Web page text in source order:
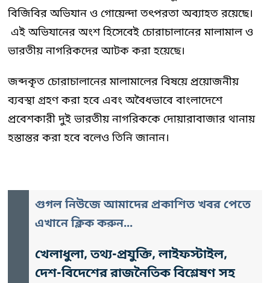
বিজিবির অভিযান ও গোয়েন্দা তৎপরতা অব্যাহত রয়েছে।
এই অভিযানের অংশ হিসেবেই চোরাচালানের মালামাল ও
ভারতীয় নাগরিকদের আটক করা হয়েছে।
জব্দকৃত চোরাচালানের মালামালের বিষয়ে প্রয়োজনীয়
ব্যবস্থা গ্রহণ করা হবে এবং অবৈধভাবে বাংলাদেশে
প্রবেশকারী দুই ভারতীয় নাগরিককে দোয়ারাবাজার থানায়
হস্তান্তর করা হবে বলেও তিনি জানান।
গুগল নিউজে আমাদের প্রকাশিত খবর পেতে
এখানে ক্লিক করুন...
খেলাধুলা, তথ্য-প্রযুক্তি, লাইফস্টাইল,
দেশ-বিদেশের রাজনৈতিক বিশ্লেষণ সহ